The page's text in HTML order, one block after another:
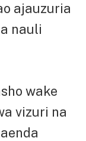
ajauzuria
nauli
wake
vizuri na